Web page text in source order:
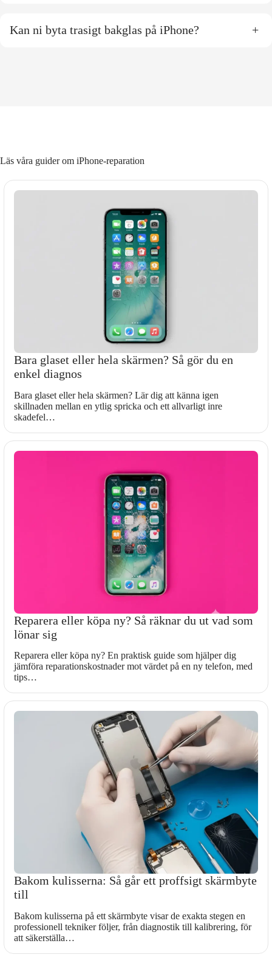
Kan ni byta trasigt bakglas på iPhone? +
Läs våra guider om iPhone-reparation
Bara glaset eller hela skärmen? Så gör du en
enkel diagnos
Bara glaset eller hela skärmen? Lär dig att känna igen
skillnaden mellan en ytlig spricka och ett allvarligt inre
skadefel…
Reparera eller köpa ny? Så räknar du ut vad som
lönar sig
Reparera eller köpa ny? En praktisk guide som hjälper dig
jämföra reparationskostnader mot värdet på en ny telefon, med
tips…
Bakom kulisserna: Så går ett proffsigt skärmbyte
till
Bakom kulisserna på ett skärmbyte visar de exakta stegen en
professionell tekniker följer, från diagnostik till kalibrering, för
att säkerställa…